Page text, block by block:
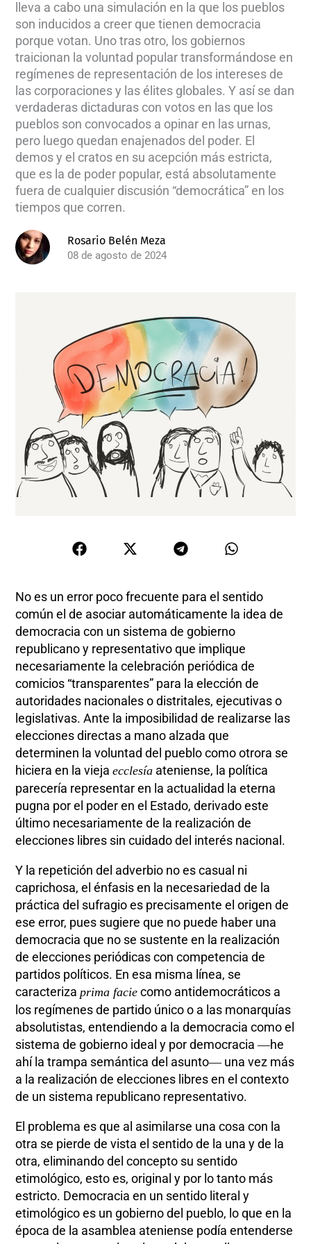
lleva a cabo una simulación en la que los pueblos
son inducidos a creer que tienen democracia
porque votan. Uno tras otro, los gobiernos
traicionan la voluntad popular transformándose en
regímenes de representación de los intereses de
las corporaciones y las élites globales. Y así se dan
verdaderas dictaduras con votos en las que los
pueblos son convocados a opinar en las urnas,
pero luego quedan enajenados del poder. El
demos y el cratos en su acepción más estricta,
que es la de poder popular, está absolutamente
fuera de cualquier discusión “democrática” en los
tiempos que corren.
Rosario Belén Meza
08 de agosto de 2024
No es un error poco frecuente para el sentido
común el de asociar automáticamente la idea de
democracia con un sistema de gobierno
republicano y representativo que implique
necesariamente la celebración periódica de
comicios “transparentes” para la elección de
autoridades nacionales o distritales, ejecutivas o
legislativas. Ante la imposibilidad de realizarse las
elecciones directas a mano alzada que
determinen la voluntad del pueblo como otrora se
hiciera en la viejaecclesía ateniense, la política
parecería representar en la actualidad la eterna
pugna por el poder en el Estado, derivado este
último necesariamente de la realización de
elecciones libres sin cuidado del interés nacional.
Y la repetición del adverbio no es casual ni
caprichosa, el énfasis en la necesariedad de la
práctica del sufragio es precisamente el origen de
ese error, pues sugiere que no puede haber una
democracia que no se sustente en la realización
de elecciones periódicas con competencia de
partidos políticos. En esa misma línea, se
caracterizaprima facie como antidemocráticos a
los regímenes de partido único o a las monarquías
absolutistas, entendiendo a la democracia como el
sistema de gobierno ideal y por democracia ―he
ahí la trampa semántica del asunto― una vez más
a la realización de elecciones libres en el contexto
de un sistema republicano representativo.
El problema es que al asimilarse una cosa con la
otra se pierde de vista el sentido de la una y de la
otra, eliminando del concepto su sentido
etimológico, esto es, original y por lo tanto más
estricto. Democracia en un sentido literal y
etimológico es un gobierno del pueblo, lo que en la
época de la asamblea ateniense podía entenderse